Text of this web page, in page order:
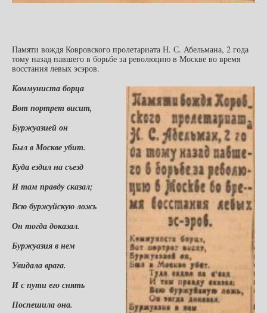
Памяти вождя Ковровского пролетариата Н. С. Абельмана, 2 года
тому назад павшего в борьбе за революцию в Москве во время
восстания левых эсэров.
Коммуниста борца
Вот портрет висит,
Буржуазией он
Был в Москве убит.
Куда ездил на съезд
И там правду сказал;
Всю буржуйскую ложь
Он тогда доказал.
Буржуазия в нем
Увидала врага.
И с пути его снять
Поспешила она.